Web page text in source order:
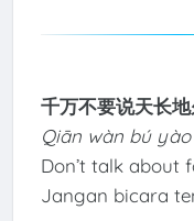
千万不要说天长地
Qiān wàn bú
Don’t talk about
Jangan bicara